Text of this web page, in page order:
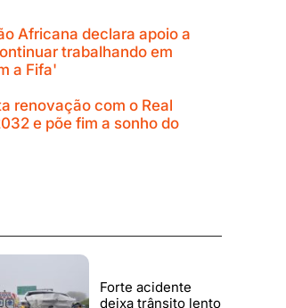
Africana declara apoio a
trabalhando em
a Fifa'
renovação com o Real
e põe fim a sonho do
Forte acidente
deixa trânsito lento